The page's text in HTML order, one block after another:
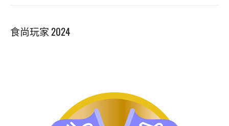
食尚玩家 2024